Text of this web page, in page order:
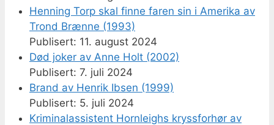
Henning Torp skal finne faren sin i Amerika av
Trond Brænne (1993)
11. august 2024
Død joker av Anne Holt (2002)
7. juli 2024
Brand av Henrik Ibsen (1999)
5. juli 2024
Kriminalassistent Hornleighs kryssforhør av